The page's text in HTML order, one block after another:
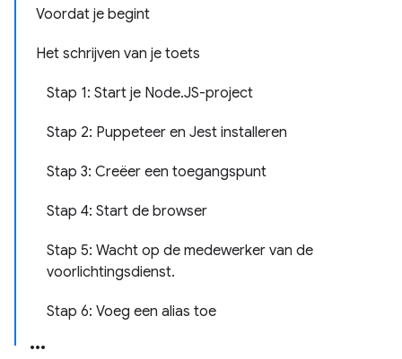
Voordat je begint
Het schrijven van je toets
Stap 1: Start je Node.JS-project
Stap 2: Puppeteer en Jest installeren
Stap 3: Creëer een toegangspunt
Stap 4: Start de browser
Stap 5: Wacht op de medewerker van de
voorlichtingsdienst.
Stap 6: Voeg een alias toe